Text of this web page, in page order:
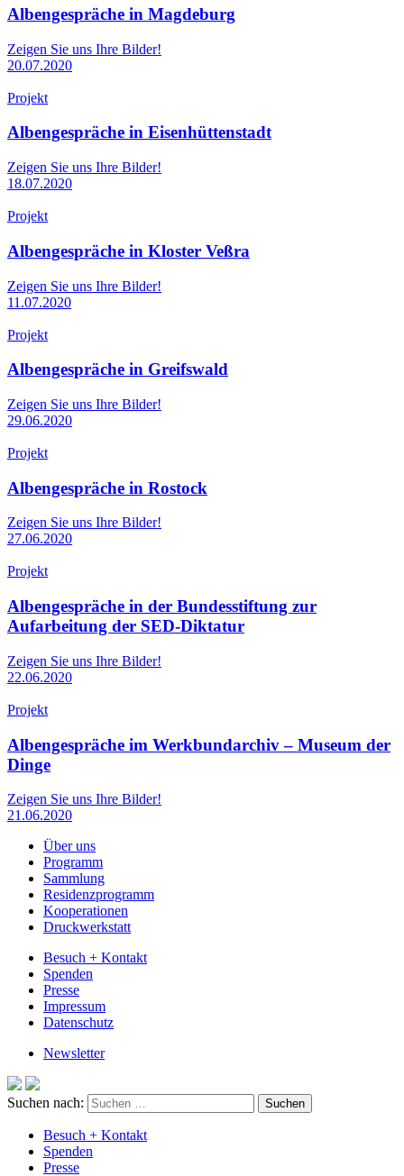
Albengespräche in Magdeburg
Zeigen Sie uns Ihre Bilder!
20.07.2020
Projekt
Albengespräche in Eisenhüttenstadt
Zeigen Sie uns Ihre Bilder!
18.07.2020
Projekt
Albengespräche in Kloster Veßra
Zeigen Sie uns Ihre Bilder!
11.07.2020
Projekt
Albengespräche in Greifswald
Zeigen Sie uns Ihre Bilder!
29.06.2020
Projekt
Albengespräche in Rostock
Zeigen Sie uns Ihre Bilder!
27.06.2020
Projekt
Albengespräche in der Bundesstiftung zur
Aufarbeitung der SED-Diktatur
Zeigen Sie uns Ihre Bilder!
22.06.2020
Projekt
Albengespräche im Werkbundarchiv – Museum der
Dinge
Zeigen Sie uns Ihre Bilder!
21.06.2020
Über uns
Programm
Sammlung
Residenzprogramm
Kooperationen
Druckwerkstatt
Besuch + Kontakt
Spenden
Presse
Impressum
Datenschutz
Newsletter
Suchen nach:
Besuch + Kontakt
Spenden
Presse